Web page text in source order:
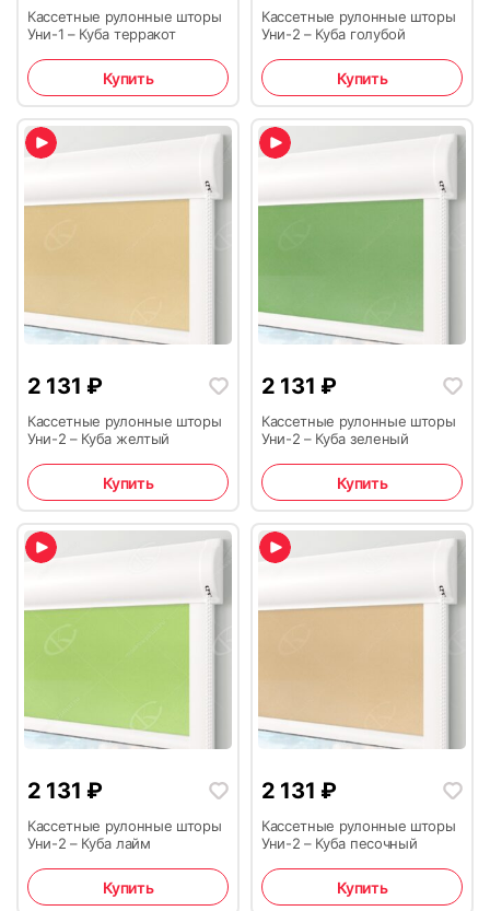
Кассетные рулонные шторы
Уни-1 – Куба терракот
Купить
Кассетные рулонные шторы
Уни-2 – Куба голубой
Купить
2 131 ₽
Кассетные рулонные шторы
Уни-2 – Куба желтый
Купить
2 131 ₽
Кассетные рулонные шторы
Уни-2 – Куба зеленый
Купить
2 131 ₽
Кассетные рулонные шторы
Уни-2 – Куба лайм
Купить
2 131 ₽
Кассетные рулонные шторы
Уни-2 – Куба песочный
Купить